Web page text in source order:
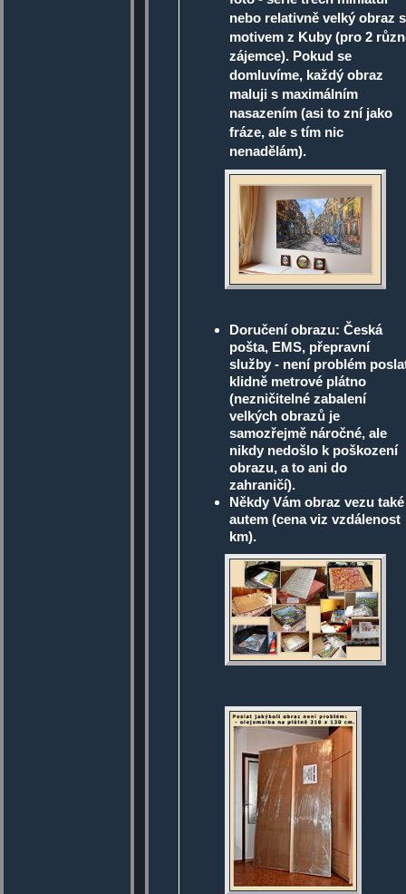
nebo relativně velký obraz s
motivem z Kuby (pro 2
zájemce). Pokud se
domluvíme, každý obraz
maluji s maximálním
nasazením (asi to zní jako
fráze, ale s tím nic
nenadělám).
Doručení obrazu: Česká
pošta, EMS, přepravní
služby - není problém
klidně metrové plátno
(nezničitelné zabalení
velkých obrazů je
samozřejmě náročné, ale
nikdy nedošlo k poškození
obrazu, a to ani do
zahraničí).
Někdy Vám obraz vezu také
autem (cena viz vzdálenost
km).